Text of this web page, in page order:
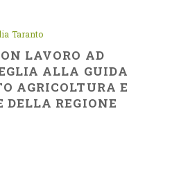
Taranto
LAVORO AD
ALLA GUIDA
AGRICOLTURA E
DELLA REGIONE